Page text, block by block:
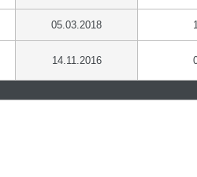
05.03.2018
14.11.2016